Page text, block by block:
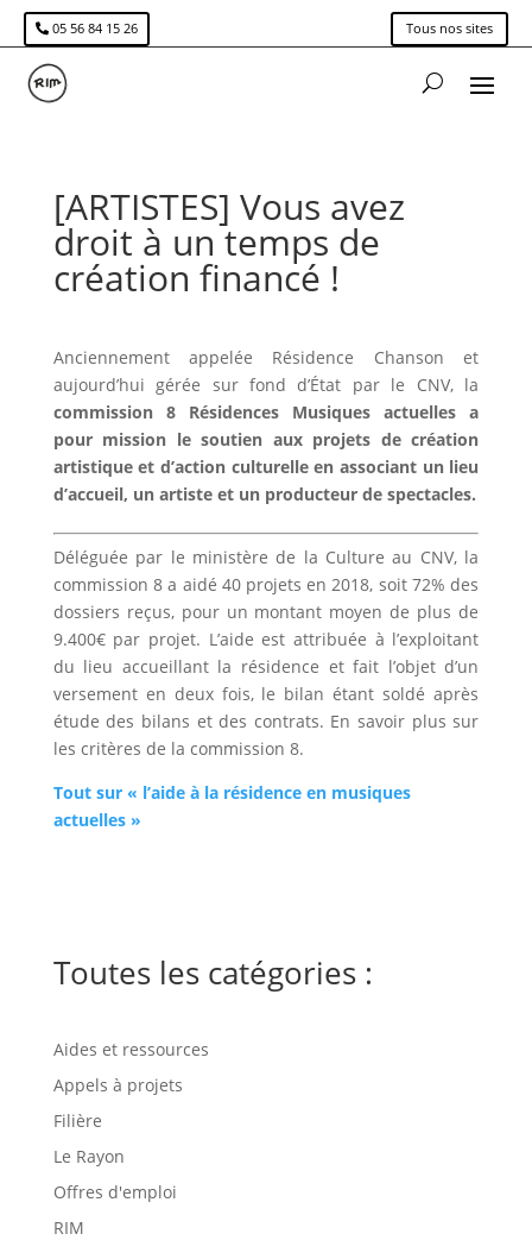
05 56 84 15 26 Tous nos sites
[ARTISTES] Vous avez
droit à un temps de
création financé !
Anciennement appelée Résidence Chanson et
aujourd’hui gérée sur fond d’État par le CNV, la
commission 8 Résidences Musiques actuelles a
pour mission le soutien aux projets de création
artistique et d’action culturelle en associant un lieu
d’accueil, un artiste et un producteur de spectacles.
Déléguée par le ministère de la Culture au CNV, la
commission 8 a aidé 40 projets en 2018, soit 72% des
dossiers reçus, pour un montant moyen de plus de
9.400€ par projet. L’aide est attribuée à l’exploitant
du lieu accueillant la résidence et fait l’objet d’un
versement en deux fois, le bilan étant soldé après
étude des bilans et des contrats. En savoir plus sur
les critères de la commission 8.
Tout sur « l’aide à la résidence en musiques
actuelles »
Toutes les catégories :
Aides et ressources
Appels à projets
Filière
Le Rayon
Offres d'emploi
RIM